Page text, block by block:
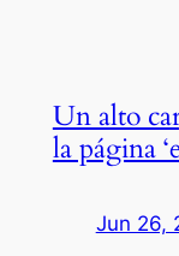
Un alto
la página
Jun 26,